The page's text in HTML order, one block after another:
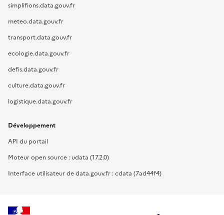
simplifions.data.gouv.fr
meteo.data.gouv.fr
transport.data.gouv.fr
ecologie.data.gouv.fr
defis.data.gouv.fr
culture.data.gouv.fr
logistique.data.gouv.fr
Développement
API du portail
Moteur open source : udata (17.2.0)
Interface utilisateur de data.gouv.fr : cdata (7ad44f4)